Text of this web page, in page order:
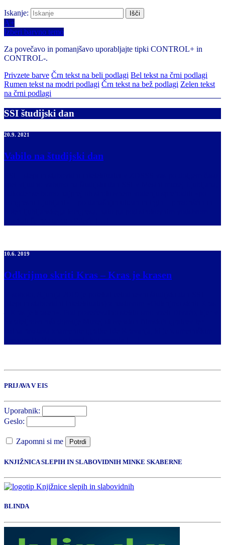
Iskanje:
A+
Izberi barvno temo
Za povečavo in pomanjšavo uporabljajte tipki CONTROL+ in
CONTROL-.
Privzete barve Črn tekst na beli podlagi Bel tekst na črni podlagi
Rumen tekst na modri podlagi Črn tekst na bež podlagi Zelen tekst
na črni podlagi
SSI študijski dan
20.9. 2021
Vabilo na študijski dan
10.6. 2019
Odkrijmo skriti Kras – Kras je krasen
PRIJAVA V EIS
Uporabnik:
Geslo:
Zapomni si me Potrdi
KNJIŽNICA SLEPIH IN SLABOVIDNIH MINKE SKABERNE
BLINDA